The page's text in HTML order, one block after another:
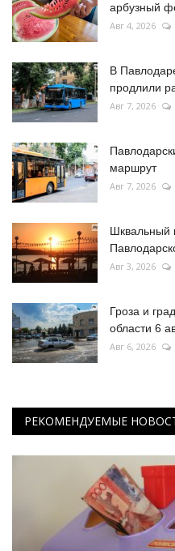
арбузный
Авг 4, 2026
В
продлили
Авг 7, 2026
маршрут
Авг 7, 2026
Шквальный
Авг 3, 2026
Гроза и
области 6
Авг 6, 2026
РЕКОМЕНДУЕМЫЕ